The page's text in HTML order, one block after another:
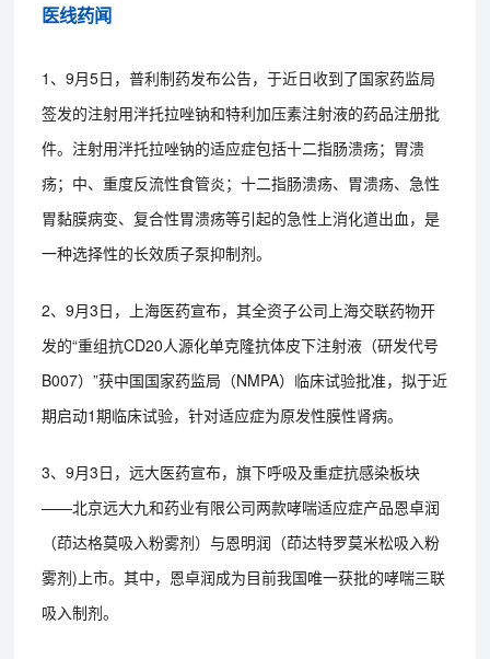
医线药闻
1、9月5日，普利制药发布公告，于近日收到了国家药监局
签发的注射用泮托拉唑钠和特利加压素注射液的药品注册批
件。注射用泮托拉唑钠的适应症包括十二指肠溃疡；胃溃
疡；中、重度反流性食管炎；十二指肠溃疡、胃溃疡、急性
胃黏膜病变、复合性胃溃疡等引起的急性上消化道出血，是
一种选择性的长效质子泵抑制剂。
2、9月3日，上海医药宣布，其全资子公司上海交联药物开
发的“重组抗CD20人源化单克隆抗体皮下注射液（研发代号
B007）”获中国国家药监局（NMPA）临床试验批准，拟于近
期启动1期临床试验，针对适应症为原发性膜性肾病。
3、9月3日，远大医药宣布，旗下呼吸及重症抗感染板块
——北京远大九和药业有限公司两款哮喘适应症产品恩卓润
（茚达格莫吸入粉雾剂）与恩明润（茚达特罗莫米松吸入粉
雾剂)上市。其中，恩卓润成为目前我国唯一获批的哮喘三联
吸入制剂。